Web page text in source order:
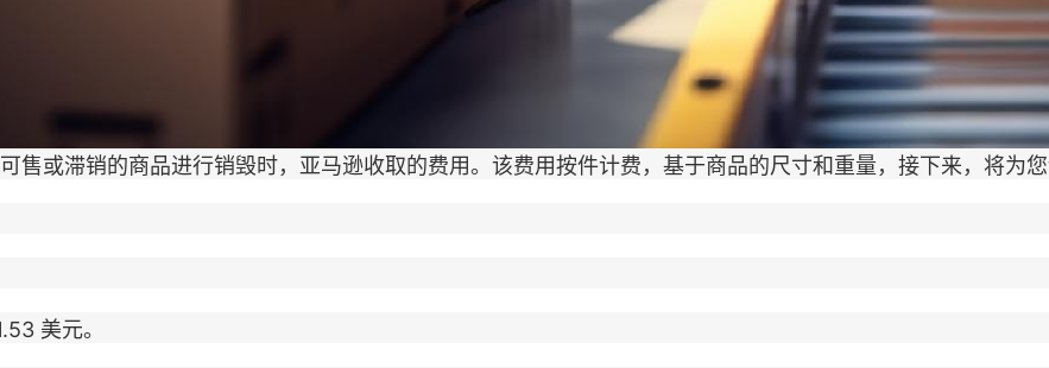
或滞销的商品进行销毁时，亚马逊收取的费用。该费用按件计费，基于商品的尺寸和重量，接下来，将为
美元。